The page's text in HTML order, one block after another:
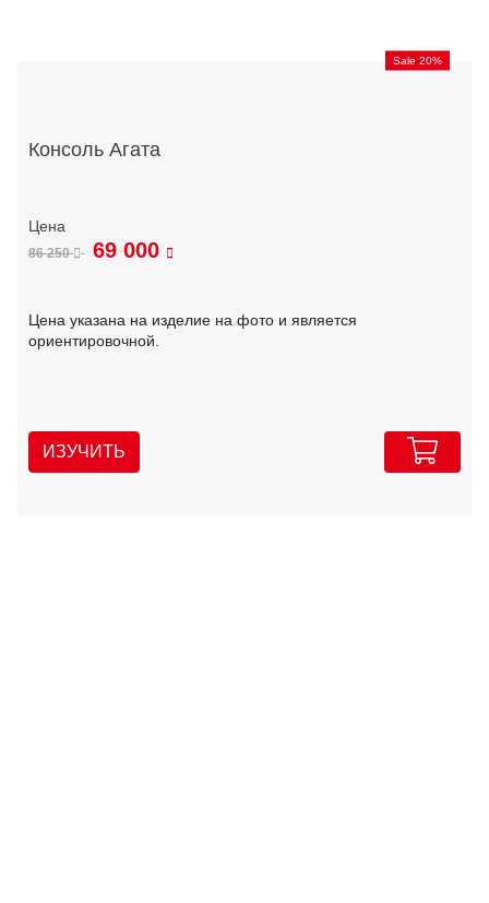
Sale 20%
Консоль Агата
86 250 69 000
Цена указана на изделие на фото и является
ориентировочной.
ИЗУЧИТЬ